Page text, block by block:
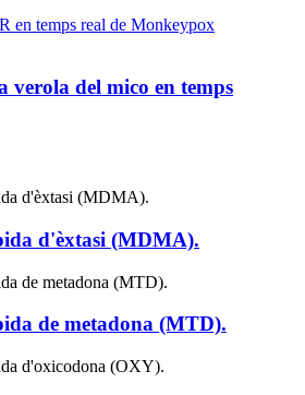
verola del mico en temps
d'èxtasi (MDMA).
de metadona (MTD).